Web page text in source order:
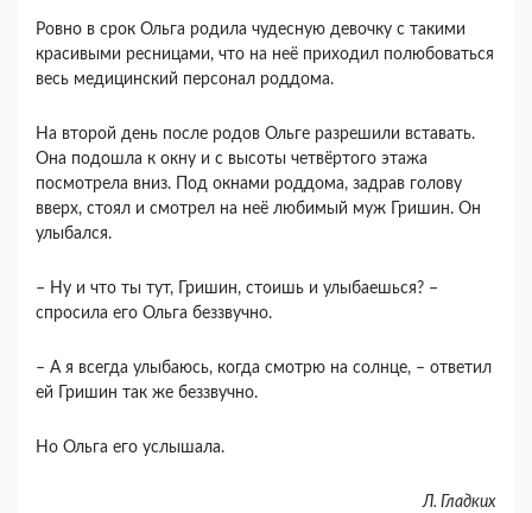
Ровно в срок Ольга родила чудесную девочку с такими
красивыми ресницами, что на неё приходил полюбоваться
весь медицинский персонал роддома.
На второй день после родов Ольге разрешили вставать.
Она подошла к окну и с высоты четвёртого этажа
посмотрела вниз. Под окнами роддома, задрав голову
вверх, стоял и смотрел на неё любимый муж Гришин. Он
улыбался.
– Ну и что ты тут, Гришин, стоишь и улыбаешься? –
спросила его Ольга беззвучно.
– А я всегда улыбаюсь, когда смотрю на солнце, – ответил
ей Гришин так же беззвучно.
Но Ольга его услышала.
Л. Гладких